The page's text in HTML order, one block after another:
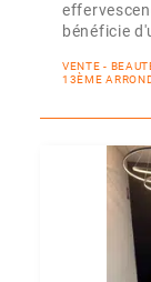
bénéficie
VENTE -
13ÈME